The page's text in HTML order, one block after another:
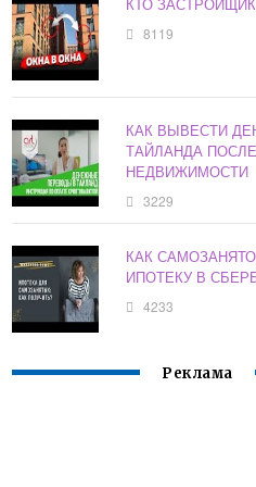
КТО
8119
КАК ВЫВЕСТИ
ТАЙЛАНДА
НЕДВИЖИМОСТИ
3229
КАК
ИПОТЕКУ В
4233
Реклама